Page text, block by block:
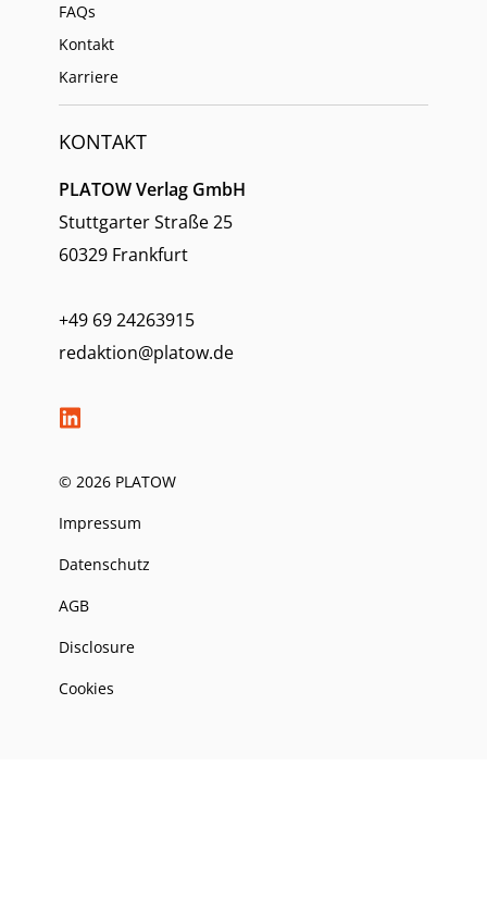
FAQs
Kontakt
Karriere
KONTAKT
PLATOW Verlag GmbH
Stuttgarter Straße 25
60329 Frankfurt
+49 69 24263915
redaktion@platow.de
© 2026 PLATOW
Impressum
Datenschutz
AGB
Disclosure
Cookies